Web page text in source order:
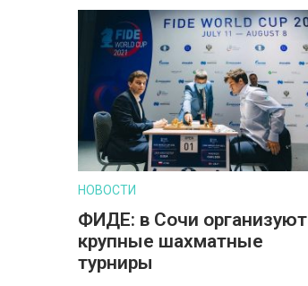
НОВОСТИ
ФИДЕ: в Сочи организуют
крупные шахматные
турниры